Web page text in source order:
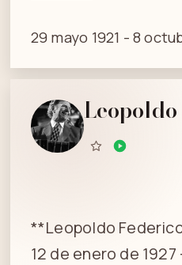
29 mayo 1921 - 8
**Leopoldo
12 de enero de